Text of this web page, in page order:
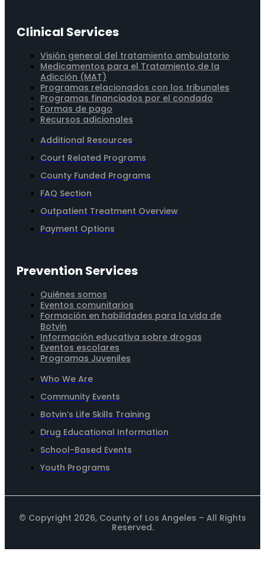
Clinical Services
Visión general del tratamiento ambulatorio
Medicamentos para el Tratamiento de la
Adicción (MAT)
Programas relacionados con los tribunales
Programas financiados por el condado
Formas de pago
Recursos adicionales
Additional Resources
Court Related Programs
County Funded Programs
FAQ Section
Outpatient Treatment Overview
Payment Options
Prevention Services
Quiénes somos
Eventos comunitarios
Formación en habilidades para la vida de
Botvin
Información educativa sobre drogas
Eventos escolares
Programas Juveniles
Who We Are
Community Events
Botvin’s Life Skills Training
Drug Educational Information
School-Based Events
Youth Programs
© Copyright 2026, County of Los Angeles – All Rights
Reserved.